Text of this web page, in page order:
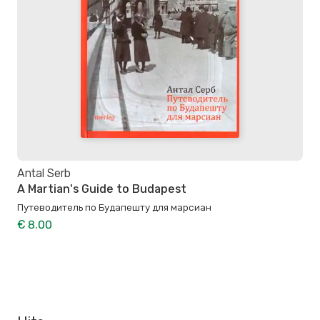
Antal Serb
A Martian's Guide to Budapest
Путеводитель по Будапешту для марсиан
€ 8.00